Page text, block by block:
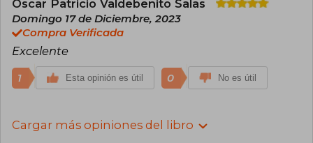
Oscar Patricio Valdebenito Salas
Domingo 17 de Diciembre, 2023
Compra Verificada
Excelente
1 Esta opinión es útil 0 No es útil
Cargar más opiniones del libro